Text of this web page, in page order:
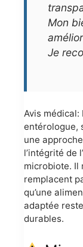
Mon
Je
Avis
entérologue,
une
l’intégrité de
microbiote. Il
remplacent
qu’une
adaptée
durables.